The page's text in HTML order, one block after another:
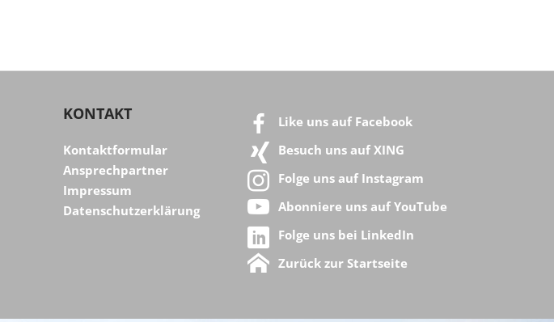
KONTAKT
Kontaktformular
Ansprechpartner
Impressum
Datenschutzerklärung
Like uns auf Facebook
Besuch uns auf XING
Folge uns auf Instagram
Abonniere uns auf YouTube
Folge uns bei LinkedIn
Zurück zur Startseite